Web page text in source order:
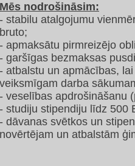
Mēs nodrošināsim:
- stabilu atalgojumu
bruto;
- apmaksātu pirmreizējo
- garšīgas bezmaksas
- atbalstu un apmācības,
veiksmīgam darba
- veselības apdrošināšanu
- studiju stipendiju līdz 500
- dāvanas svētkos un
novērtējam un atbalstām